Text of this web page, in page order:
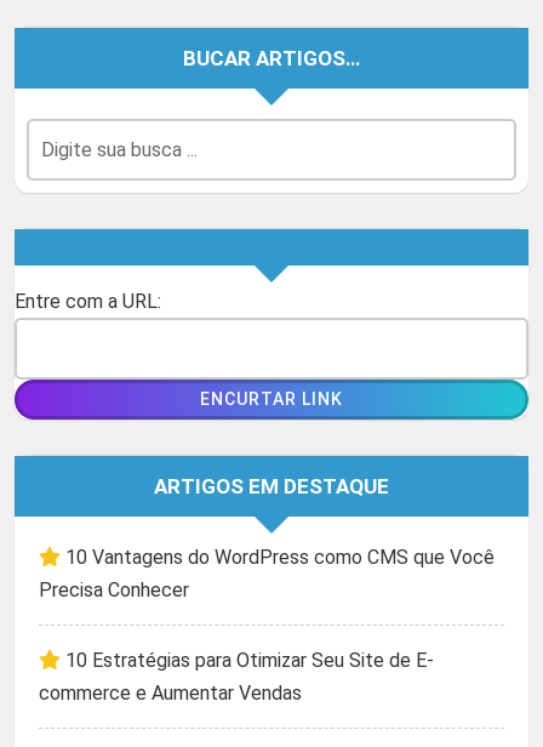
BUCAR ARTIGOS…
Entre com a URL:
ARTIGOS EM DESTAQUE
10 Vantagens do WordPress como CMS que Você
Precisa Conhecer
10 Estratégias para Otimizar Seu Site de E-
commerce e Aumentar Vendas